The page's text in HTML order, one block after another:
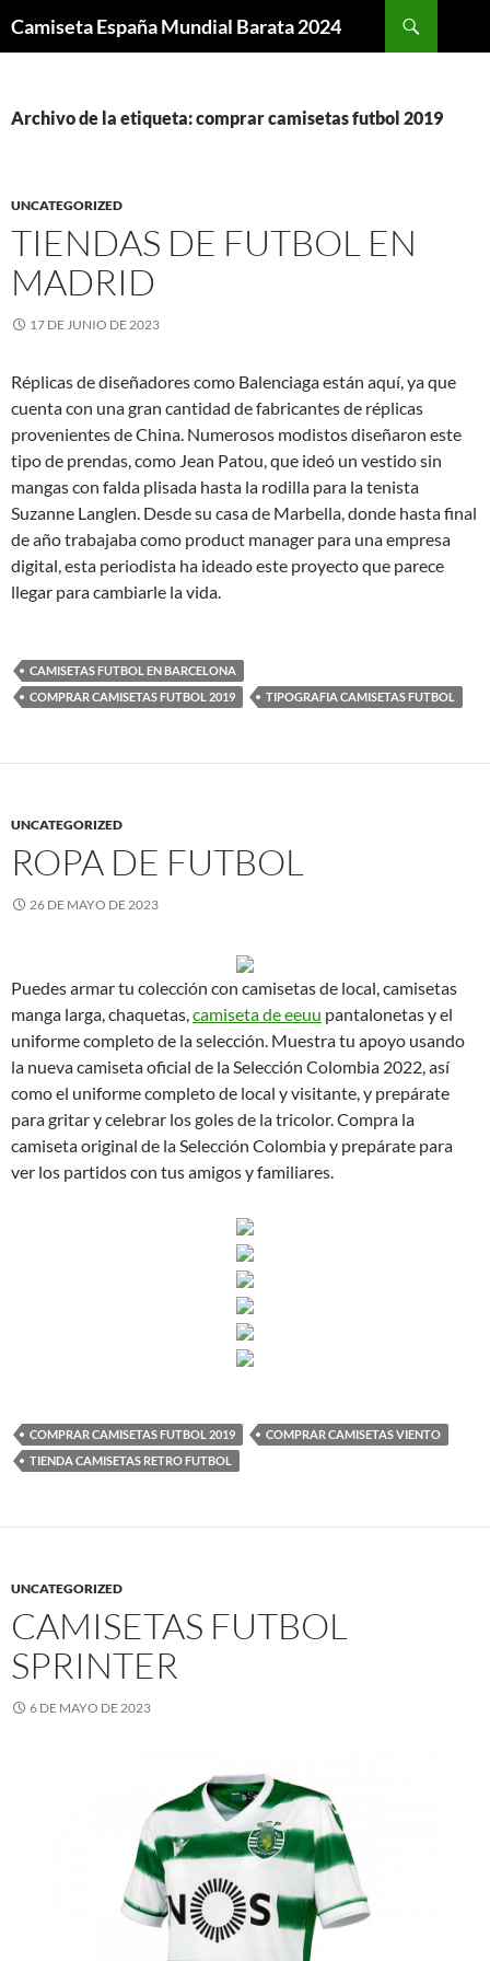
Camiseta España Mundial Barata 2024
Archivo de la etiqueta: comprar camisetas futbol 2019
UNCATEGORIZED
TIENDAS DE FUTBOL EN
MADRID
17 DE JUNIO DE 2023
Réplicas de diseñadores como Balenciaga están aquí, ya que
cuenta con una gran cantidad de fabricantes de réplicas
provenientes de China. Numerosos modistos diseñaron este
tipo de prendas, como Jean Patou, que ideó un vestido sin
mangas con falda plisada hasta la rodilla para la tenista
Suzanne Langlen. Desde su casa de Marbella, donde hasta final
de año trabajaba como product manager para una empresa
digital, esta periodista ha ideado este proyecto que parece
llegar para cambiarle la vida.
CAMISETAS FUTBOL EN BARCELONA
COMPRAR CAMISETAS FUTBOL 2019
TIPOGRAFIA CAMISETAS FUTBOL
UNCATEGORIZED
ROPA DE FUTBOL
26 DE MAYO DE 2023
Puedes armar tu colección con camisetas de local, camisetas
manga larga, chaquetas,camiseta de eeuu pantalonetas y el
uniforme completo de la selección. Muestra tu apoyo usando
la nueva camiseta oficial de la Selección Colombia 2022, así
como el uniforme completo de local y visitante, y prepárate
para gritar y celebrar los goles de la tricolor. Compra la
camiseta original de la Selección Colombia y prepárate para
ver los partidos con tus amigos y familiares.
COMPRAR CAMISETAS FUTBOL 2019
COMPRAR CAMISETAS VIENTO
TIENDA CAMISETAS RETRO FUTBOL
UNCATEGORIZED
CAMISETAS FUTBOL
SPRINTER
6 DE MAYO DE 2023